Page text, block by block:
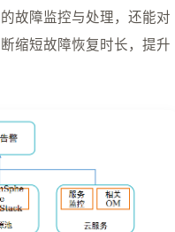
故障监控与处理，还能对
缩短故障恢复时长，提升